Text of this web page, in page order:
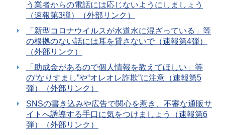
う業者からの電話には応じないようにしましょう
（速報第3弾）（外部リンク）
「新型コロナウイルスが水道水に混ざっている」等
の根拠のない話には耳を貸さないで（速報第4弾）
（外部リンク）
「助成金があるので個人情報を教えてほしい」等
の“なりすまし”や“オレオレ詐欺”に注意（速報第5
弾）（外部リンク）
SNSの書き込みや広告で関心を惹き、不審な通販サ
イトへ誘導する手口に気をつけましょう（速報第6
弾）（外部リンク）